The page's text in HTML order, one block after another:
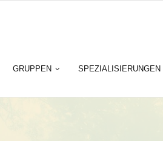
GRUPPEN SPEZIALISIERUNGEN